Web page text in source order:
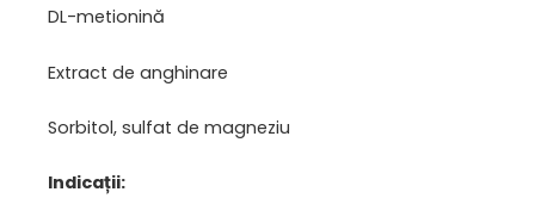
DL-metionină
Extract de anghinare
Sorbitol, sulfat de magneziu
Indicații: